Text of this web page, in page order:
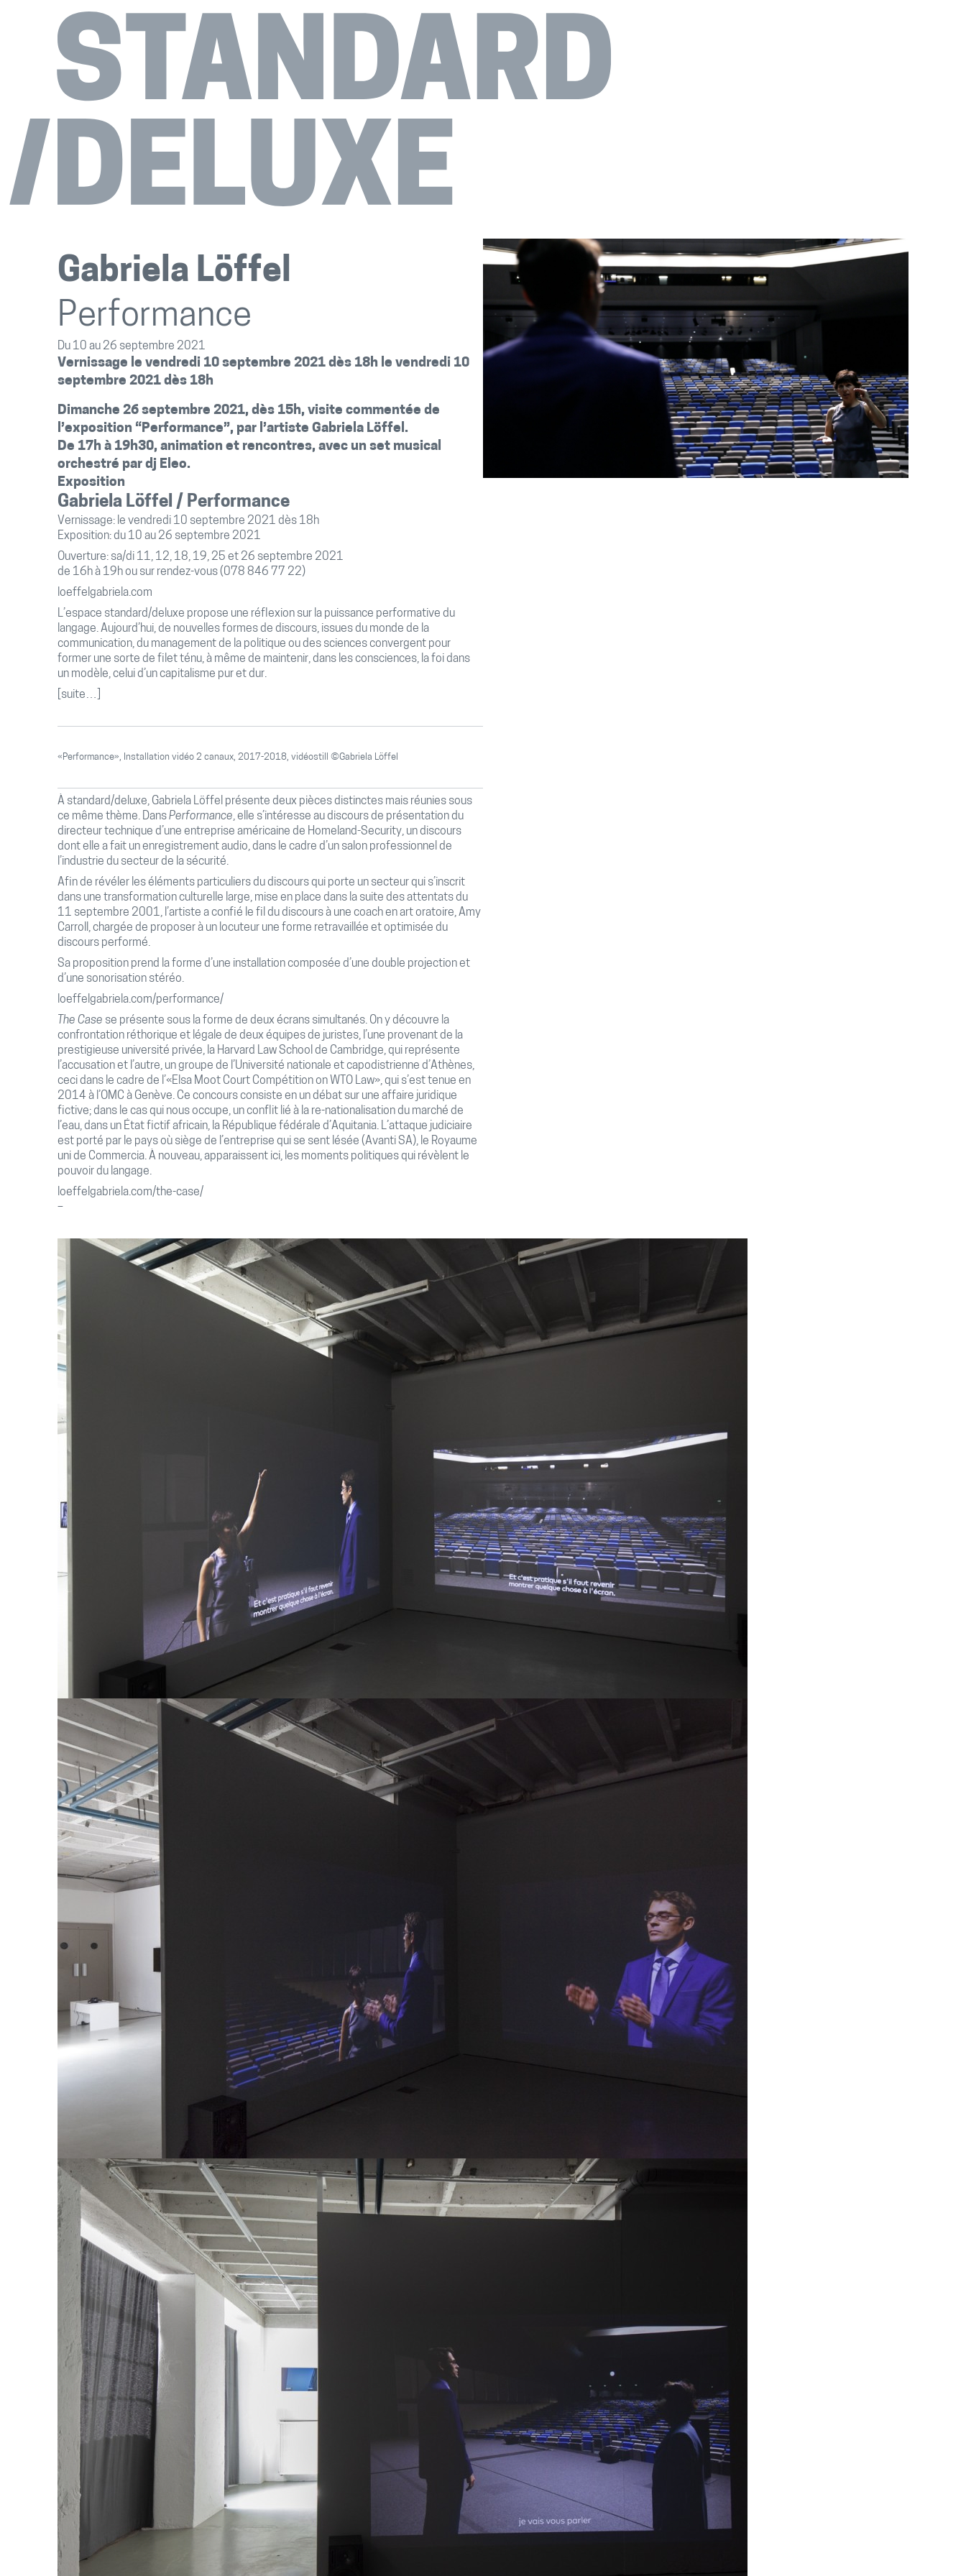
Gabriela Löffel
Performance
Du 10 au 26 septembre 2021
Vernissage le vendredi 10 septembre 2021 dès 18h le vendredi 10
septembre 2021 dès 18h
Dimanche 26 septembre 2021, dès 15h, visite commentée de
l’exposition “Performance”, par l’artiste Gabriela Löffel.
De 17h à 19h30, animation et rencontres, avec un set musical
orchestré par dj Eleo.
Exposition
Gabriela Löffel / Performance
Vernissage: le vendredi 10 septembre 2021 dès 18h
Exposition: du 10 au 26 septembre 2021
Ouverture: sa/di 11, 12, 18, 19, 25 et 26 septembre 2021
de 16h à 19h ou sur rendez-vous (078 846 77 22)
loeffelgabriela.com
L’espace standard/deluxe propose une réflexion sur la puissance performative du
langage.Aujourd’hui, de nouvelles formes de discours, issues du monde de la
communication, du management de la politique ou des sciences convergent pour
former une sorte de filet ténu, à même de maintenir, dans les consciences, la foi dans
un modèle, celui d’un capitalisme pur et dur.
[suite…]
«Performance», Installation vidéo 2 canaux, 2017-2018, vidéostill ©Gabriela Löffel
À standard/deluxe, Gabriela Löffel présente deux pièces distinctes mais réunies sous
ce même thème. DansPerformance, elle s’intéresse au discours de présentation du
directeur technique d’une entreprise américaine de Homeland-Security, un discours
dont elle a fait un enregistrement audio, dans le cadre d’un salon professionnel de
l’industrie du secteur de la sécurité.
Afin de révéler les éléments particuliers du discours qui porte un secteur qui s’inscrit
dans une transformation culturelle large, mise en place dans la suite des attentats du
11 septembre 2001, l’artiste a confié le fil du discours à une coach en art oratoire, Amy
Carroll, chargée de proposer à un locuteur une forme retravaillée et optimisée du
discours performé.
Sa proposition prend la forme d’une installation composée d’une double projection et
d’une sonorisation stéréo.
loeffelgabriela.com/performance/
The Case se présente sous la forme de deux écrans simultanés. On y découvre la
confrontation réthorique et légale de deux équipes de juristes, l’une provenant de la
prestigieuse université privée, la Harvard Law School de Cambridge, qui représente
l’accusation et l’autre, un groupe de l’Université nationale et capodistrienne d’Athènes,
ceci dans le cadre de l’«Elsa Moot Court Compétition on WTO Law», qui s’est tenue en
2014 à l’OMC à Genève. Ce concours consiste en un débat sur une affaire juridique
fictive; dans le cas qui nous occupe, un conflit lié à la re-nationalisation du marché de
l’eau, dans un État fictif africain, la République fédérale d’Aquitania. L’attaque judiciaire
est porté par le pays où siège de l’entreprise qui se sent lésée (Avanti SA), le Royaume
uni de Commercia. À nouveau, apparaissent ici, les moments politiques qui révèlent le
pouvoir du langage.
loeffelgabriela.com/the-case/